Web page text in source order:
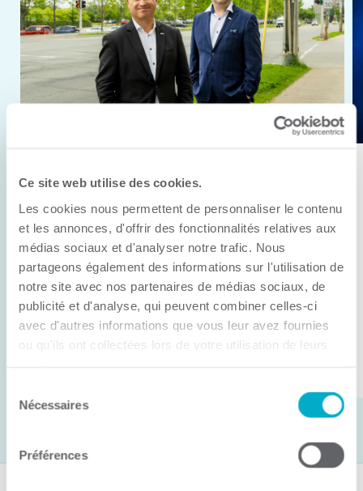
Ce site web utilise des cookies.
Les cookies nous permettent de personnaliser le contenu
et les annonces, d'offrir des fonctionnalités relatives aux
médias sociaux et d'analyser notre trafic. Nous
partageons également des informations sur l'utilisation de
notre site avec nos partenaires de médias sociaux, de
publicité et d'analyse, qui peuvent combiner celles-ci
avec d'autres informations que vous leur avez fournies
ou qu'ils ont collectées lors de votre utilisation de leurs
Nécessaires
Préférences
Anick Métivier devient le nouveau
président de la CCI3R
C’est lors de son assemblée générale annuelle
tenue hier que la Chambre de commerce et
d’industries de ...